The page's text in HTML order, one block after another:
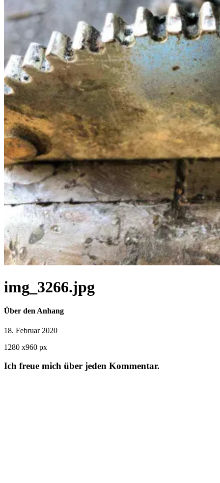
img_3266.jpg
Über den Anhang
18. Februar 2020
1280 x960 px
Ich freue mich über jeden Kommentar.